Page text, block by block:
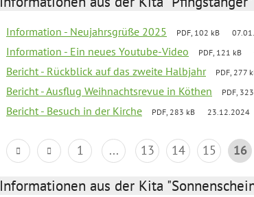
Information - Neujahrsgrüße 2025 PDF, 102 kB
Information - Ein neues Youtube-Video PDF, 121 kB
Bericht - Rückblick auf das zweite Halbjahr PDF, 277
Bericht - Ausflug Weihnachtsrevue in Köthen PDF,
Bericht - Besuch in der Kirche PDF, 283 kB 23.12.2024
1 ... 13 14 15 16
Informationen aus der Kita